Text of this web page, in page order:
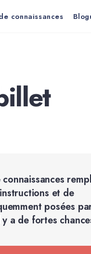
connaissances
et de
posées
a de fortes